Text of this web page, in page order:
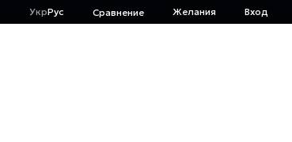
УкрРус Сравнение Желания Вход